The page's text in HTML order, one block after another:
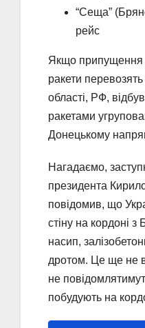
“Сеща”
рейс
Якщо припущення
ракети
області, РФ,
ракетами
Донецькому
Нагадаємо,
президента
повідомив, що
стіну на кордоні з
насип,
дротом. Це ще не
не
побудують на